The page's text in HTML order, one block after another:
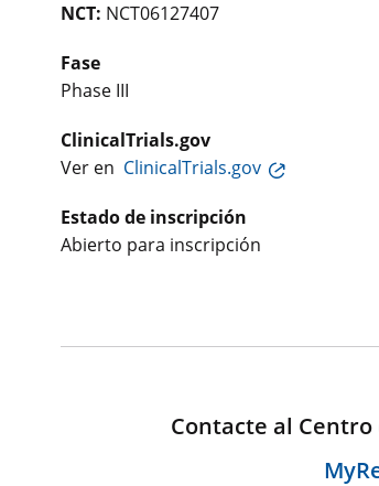
NCT: NCT06127407
Fase
Phase III
ClinicalTrials.gov
Ver en ClinicalTrials.gov
Estado de inscripción
Abierto para inscripción
Contacte al